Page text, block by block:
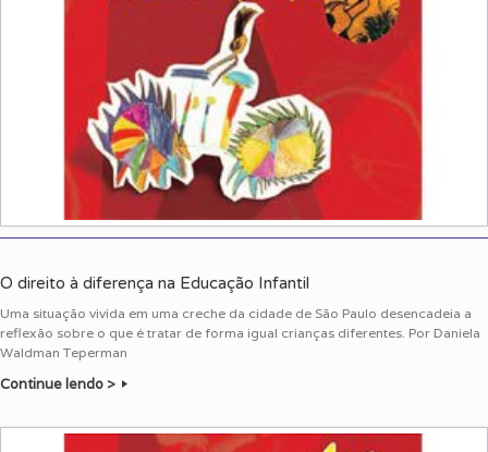
O direito à diferença na Educação Infantil
Uma situação vivida em uma creche da cidade de São Paulo desencadeia a
reflexão sobre o que é tratar de forma igual crianças diferentes. Por Daniela
Waldman Teperman
Continue lendo >